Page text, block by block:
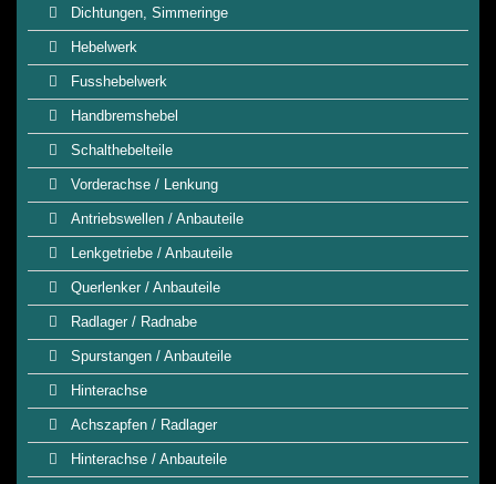
Dichtungen, Simmeringe
Hebelwerk
Fusshebelwerk
Handbremshebel
Schalthebelteile
Vorderachse / Lenkung
Antriebswellen / Anbauteile
Lenkgetriebe / Anbauteile
Querlenker / Anbauteile
Radlager / Radnabe
Spurstangen / Anbauteile
Hinterachse
Achszapfen / Radlager
Hinterachse / Anbauteile